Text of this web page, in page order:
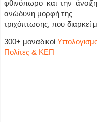
φθινόπωρο και την
ανώδυνη μορφή της
τριχόπτωσης, που διαρκεί
300+ μοναδικοί
Πολίτες & ΚΕΠ